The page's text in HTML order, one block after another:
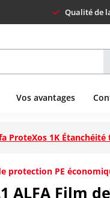
Qualité de
Vos avantages
ProteXos 1K
protection PE
ALFA Film